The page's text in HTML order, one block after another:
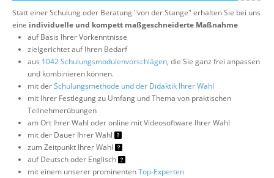
Statt einer Schulung oder Beratung "von der Stange" erhalten Sie bei uns
eine individuelle und kompett maßgeschneiderte Maßnahme
auf Basis Ihrer Vorkenntnisse
zielgerichtet auf Ihren Bedarf
aus 1042 Schulungsmodulenvorschlägen, die Sie ganz frei anpassen
und kombinieren können.
mit derSchulungsmethode und der Didaktik Ihrer Wahl
mit Ihrer Festlegung zu Umfang und Thema von praktischen
Teilnehmerübungen
am Ort Ihrer Wahl oder online mit Videosoftware Ihrer Wahl
mit der Dauer Ihrer Wahl
zum Zeitpunkt Ihrer Wahl
auf Deutsch oder Englisch
mit einem unserer prominentenTop-Experten